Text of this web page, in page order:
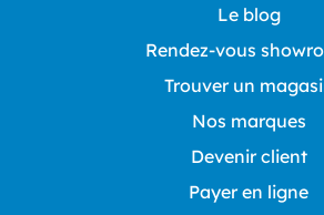
Le blog
Rendez-vous
Trouver un
Nos marques
Devenir client
Payer en ligne